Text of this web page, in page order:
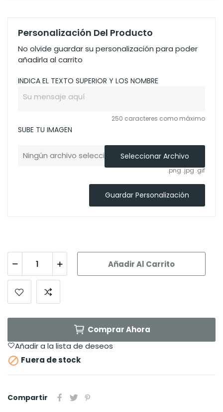
Personalización Del Producto
No olvide guardar su personalización para poder
añadirla al carrito
INDICA EL TEXTO SUPERIOR Y LOS NOMBRE
250 caracteres como máximo
SUBE TU IMAGEN
Ningún archivo seleccionadoSeleccionar Archivo
.png .jpg .gif
Guardar Personalización
Añadir Al Carrito
Comprar Ahora
Añadir a la lista de deseos
 Fuera de stock
Compartir